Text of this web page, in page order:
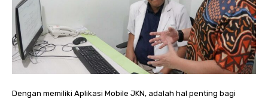
Dengan memiliki Aplikasi Mobile JKN, adalah hal penting bagi